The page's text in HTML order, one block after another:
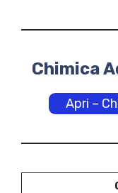
Chimica
Apri –